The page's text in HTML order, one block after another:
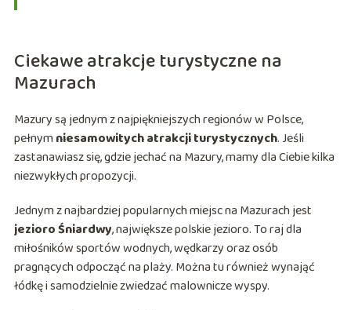
Ciekawe atrakcje turystyczne na
Mazurach
Mazury są jednym z najpiękniejszych regionów w Polsce,
pełnymniesamowitych atrakcji turystycznych. Jeśli
zastanawiasz się, gdzie jechać na Mazury, mamy dla Ciebie kilka
niezwykłych propozycji.
Jednym z najbardziej popularnych miejsc na Mazurach jest
jezioro Śniardwy, największe polskie jezioro. To raj dla
miłośników sportów wodnych, wędkarzy oraz osób
pragnących odpocząć na plaży. Można tu również wynająć
łódkę i samodzielnie zwiedzać malownicze wyspy.